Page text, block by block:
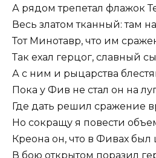
А рядом трепетал флажок
Весь златом тканный: там
Тот Минотавр, что им
Так ехал герцог, славный
А с ним и рыцарства
Пока у Фив не стал он на
Где дать решил сражение
Но сокращу я повести
Креона он, что в Фивах был
В бою открытом поразил